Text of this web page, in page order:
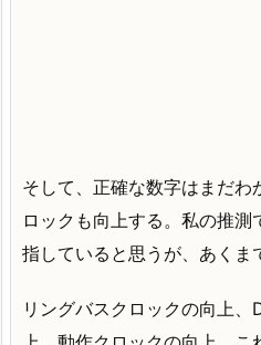
そして、正確な数字はまだわ
ロックも向上する。私の推
指していると思うが、あくま
リングバスクロックの向上